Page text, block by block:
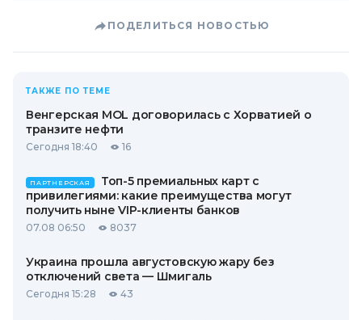
ПОДЕЛИТЬСЯ НОВОСТЬЮ
ТАКЖЕ ПО ТЕМЕ
Венгерская MOL договорилась с Хорватией о
транзите нефти
Сегодня 18:40 16
ПАРТНЕРСКАЯ
Топ-5 премиальных карт с
привилегиями: какие преимущества могут
получить ныне VIP-клиенты банков
07.08 06:50 8037
Украина прошла августовскую жару без
отключений света — Шмигаль
Сегодня 15:28 43